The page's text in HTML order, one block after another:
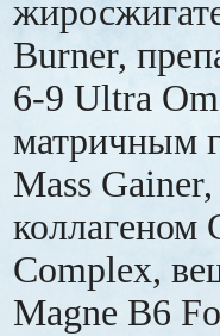
Burner,
6-9 Ultra
матричным
Mass
коллагеном
Complex,
Magne B6